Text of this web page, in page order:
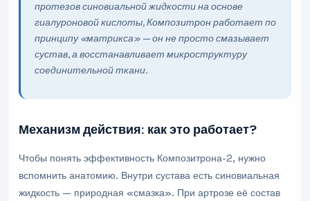
протезов синовиальной жидкости на основе
гиалуроновой кислоты, Композитрон работает по
принципу «матрикса» — он не просто смазывает
сустав, а восстанавливает микроструктуру
соединительной ткани.
Механизм действия: как это работает?
Чтобы понять эффективность Композитрона-2, нужно
вспомнить анатомию. Внутри сустава есть синовиальная
жидкость — природная «смазка». При артрозе её состав